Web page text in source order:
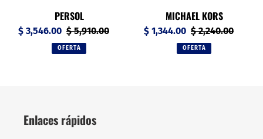
PERSOL
Precio
$ 3,546.00 Precio
habitual
$ 5,910.00
OFERTA
MICHAEL KORS
Precio
$ 1,344.00 Precio
habitual
$ 2,240.00
OFERTA
Enlaces rápidos